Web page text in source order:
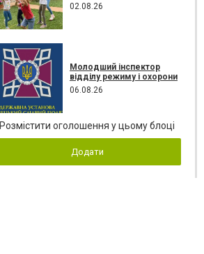
02.08.26
Молодший інспектор
відділу режиму і охорони
06.08.26
Розмістити оголошення у цьому блоці
Додати